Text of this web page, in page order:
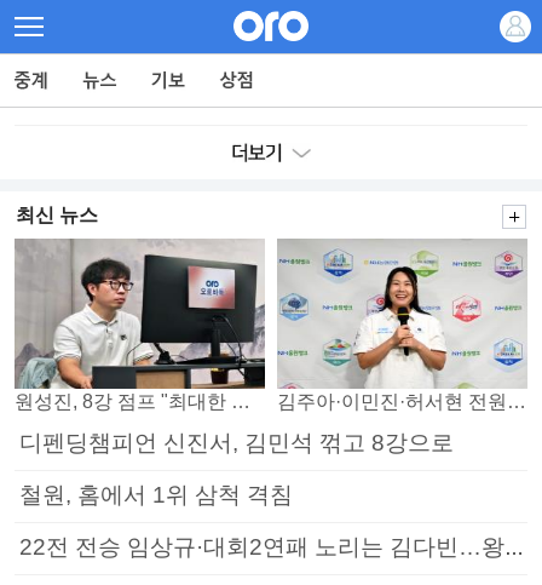
최신 뉴스
원성진, 8강 점프 "최대한 승자조에서 버티겠다" 김주아·이민진·허서현 전원 승리… 평택, 부안 꺾고 5연승
디펜딩챔피언 신진서, 김민석 꺾고 8강으로
철원, 홈에서 1위 삼척 격침
22전 전승 임상규·대회2연패 노리는 김다빈…왕중왕전 16강 7일부터